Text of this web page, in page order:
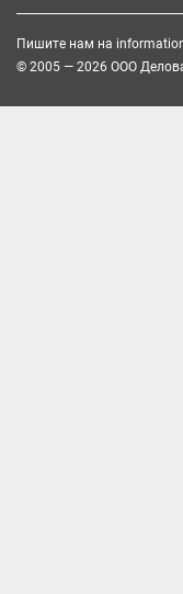
Пишите нам на
© 2005 — 2026 ООО